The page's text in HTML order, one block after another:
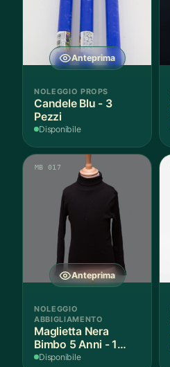
Anteprima
NOLEGGIO PROPS
Candele Blu - 3
Pezzi
Disponibile
Anteprima
MB 017
NOLEGGIO
ABBIGLIAMENTO
Maglietta Nera
Bimbo 5 Anni - 1
Pezzo
Disponibile